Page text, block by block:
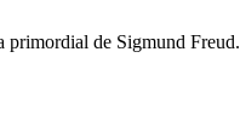
primordial de Sigmund Freud.